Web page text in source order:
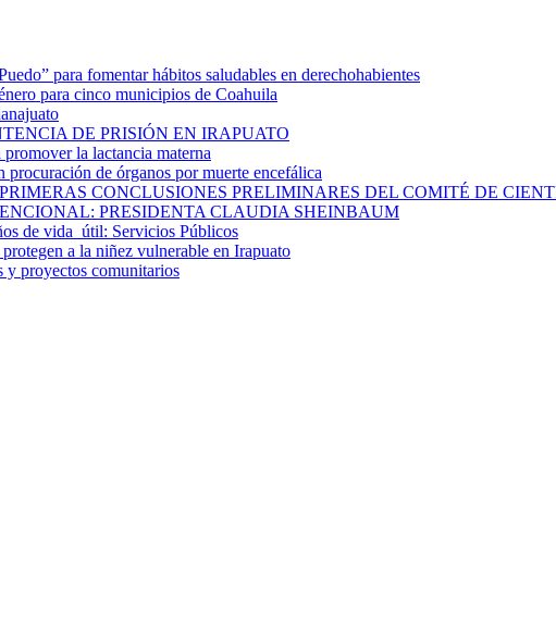
para fomentar hábitos saludables en derechohabientes
para cinco municipios de Coahuila
DE PRISIÓN EN IRAPUATO
la lactancia materna
de órganos por muerte encefálica
CONCLUSIONES PRELIMINARES DEL COMITÉ DE
PRESIDENTA CLAUDIA SHEINBAUM
de vida útil: Servicios Públicos
a la niñez vulnerable en Irapuato
y proyectos comunitarios